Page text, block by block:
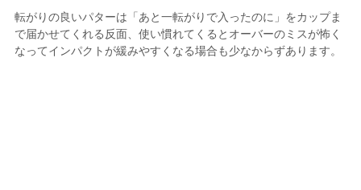
転がりの良いパターは「あと一転がりで入ったのに」をカップま
で届かせてくれる反面、使い慣れてくるとオーバーのミスが怖く
なってインパクトが緩みやすくなる場合も少なからずあります。